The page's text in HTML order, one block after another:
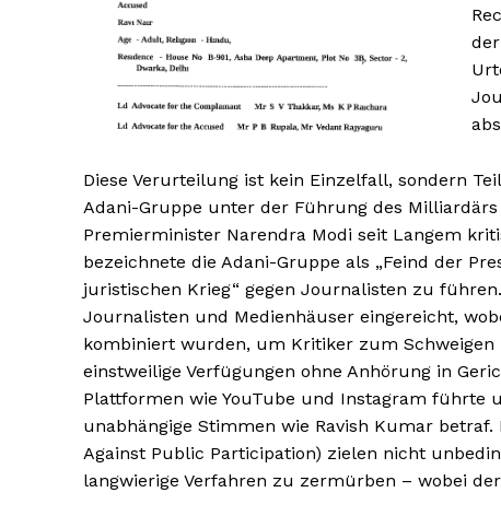
SUBSCRIBE
SUBSCRIBE
Diese Verurteilung ist kein Einzelfall, sondern
Adani-Gruppe unter der Führung des
Premierminister Narendra Modi seit Langem
bezeichnete die Adani-Gruppe als „Feind der
juristischen Krieg“ gegen Journalisten zu
Journalisten und Medienhäuser eingereicht,
kombiniert wurden, um Kritiker zum
einstweilige Verfügungen ohne Anhörung in
Plattformen wie YouTube und Instagram führte
unabhängige Stimmen wie Ravish Kumar betraf.
Against Public Participation) zielen nicht
langwierige Verfahren zu zermürben – wobei